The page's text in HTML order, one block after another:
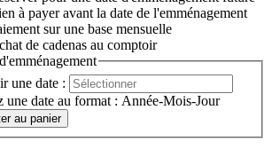
pour une date d'emménagement future
à payer avant la date de l'emménagement
sur une base mensuelle
de cadenas au comptoir